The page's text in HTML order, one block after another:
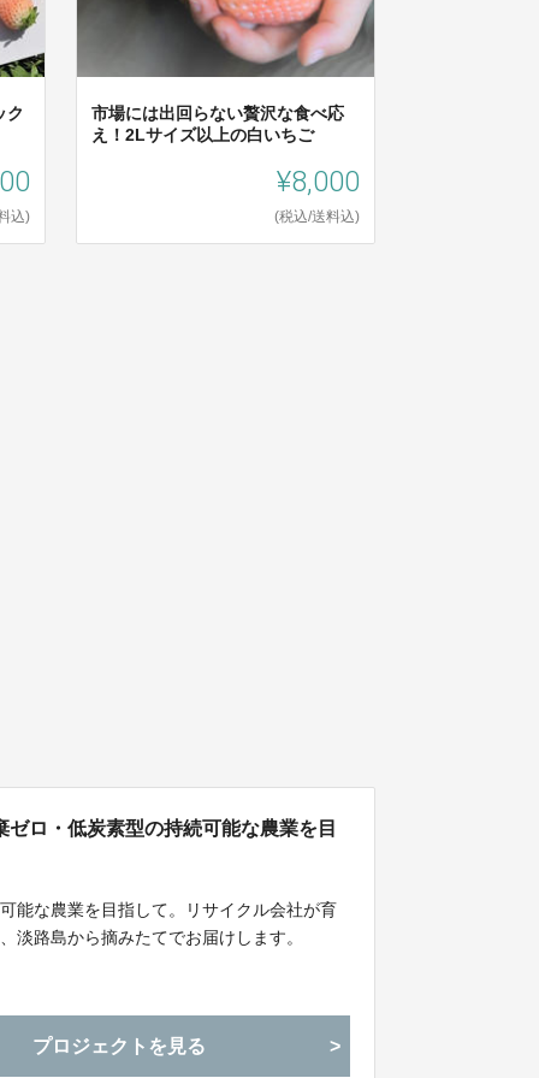
ク
込)
市場には出回らない贅沢な食べ応
え！2Lサイズ以上の白いちご
¥8,000
(税込/送料込)
ロ・低炭素型の持続可能な農業を目
能な農業を目指して。リサイクル会社が育
淡路島から摘みたてでお届けします。
プロジェクトを見る